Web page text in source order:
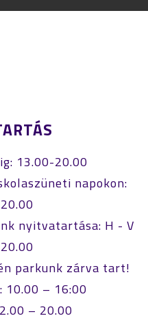
13.00-20.00
napokon:
nyitvatartása: H - V
parkunk zárva tart!
10.00 – 16:00
– 20.00